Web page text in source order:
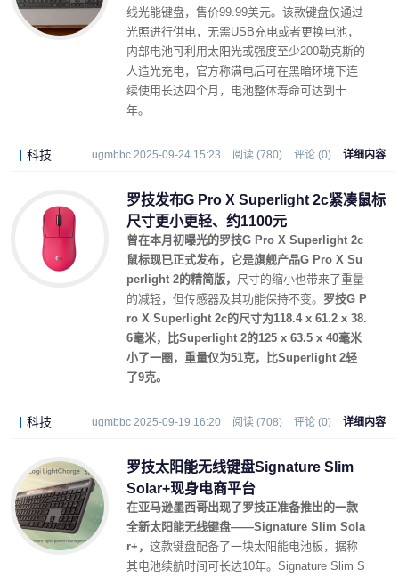
线光能键盘，售价99.99美元。该款键盘仅通过
光照进行供电，无需USB充电或者更换电池，
内部电池可利用太阳光或强度至少200勒克斯的
人造光充电，官方称满电后可在黑暗环境下连
续使用长达四个月，电池整体寿命可达到十
年。
科技 ugmbbc 2025-09-24 15:23 阅读 (780) 评论 (0) 详细内容
罗技发布G Pro X Superlight 2c紧凑鼠标
尺寸更小更轻、约1100元
曾在本月初曝光的罗技G Pro X Superlight 2c
鼠标现已正式发布，它是旗舰产品G Pro X Su
perlight 2的精简版， 尺寸的缩小也带来了重量
的减轻，但传感器及其功能保持不变。 罗技G P
ro X Superlight 2c的尺寸为118.4 x 61.2 x 38.
6毫米，比Superlight 2的125 x 63.5 x 40毫米
小了一圈，重量仅为51克，比Superlight 2轻
了9克。
科技 ugmbbc 2025-09-19 16:20 阅读 (708) 评论 (0) 详细内容
罗技太阳能无线键盘Signature Slim
Solar+现身电商平台
在亚马逊墨西哥出现了罗技正准备推出的一款
全新太阳能无线键盘——Signature Slim Sola
r+， 这款键盘配备了一块太阳能电池板，据称
其电池续航时间可长达10年。Signature Slim S